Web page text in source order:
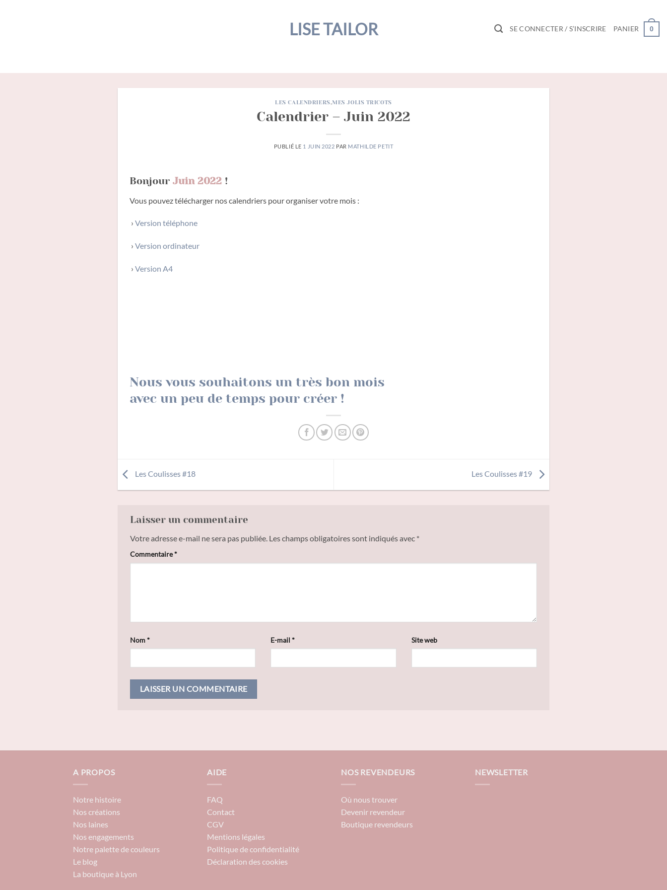
LISE TAILOR SE CONNECTER / S’INSCRIRE PANIER 0
LES CALENDRIERS,MES JOLIS TRICOTS
Calendrier – Juin 2022
PUBLIÉ LE 1 JUIN 2022 PAR MATHILDE PETIT
Bonjour Juin 2022 !
Vous pouvez télécharger nos calendriers pour organiser votre mois :
› Version téléphone
› Version ordinateur
› Version A4
Nous vous souhaitons un très bon mois
avec un peu de temps pour créer !
Les Coulisses #18 Les Coulisses #19
Laisser un commentaire
Votre adresse e-mail ne sera pas publiée. Les champs obligatoires sont indiqués avec *
Commentaire*
Nom* E-mail* Site web
A PROPOS
Notre histoire
Nos créations
Nos laines
Nos engagements
Notre palette de couleurs
Le blog
La boutique à Lyon
AIDE
FAQ
Contact
CGV
Mentions légales
Politique de confidentialité
Déclaration des cookies
NOS REVENDEURS
Où nous trouver
Devenir revendeur
Boutique revendeurs
NEWSLETTER